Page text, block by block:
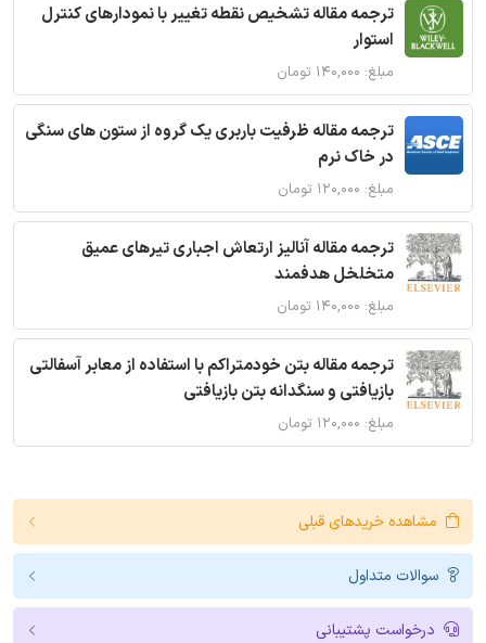
ترجمه مقاله تشخیص نقطه تغییر با نمودارهای کنترل
استوار
مبلغ: ۱۴۰,۰۰۰ تومان
ترجمه مقاله ظرفیت باربری یک گروه از ستون های سنگی
در خاک نرم
مبلغ: ۱۲۰,۰۰۰ تومان
ترجمه مقاله آنالیز ارتعاش اجباری تیرهای عمیق
متخلخل هدفمند
مبلغ: ۱۴۰,۰۰۰ تومان
ترجمه مقاله بتن خودمتراکم با استفاده از معابر آسفالتی
بازیافتی و سنگدانه بتن بازیافتی
مبلغ: ۱۲۰,۰۰۰ تومان
مشاهده خریدهای قبلی
سوالات متداول
درخواست پشتیبانی